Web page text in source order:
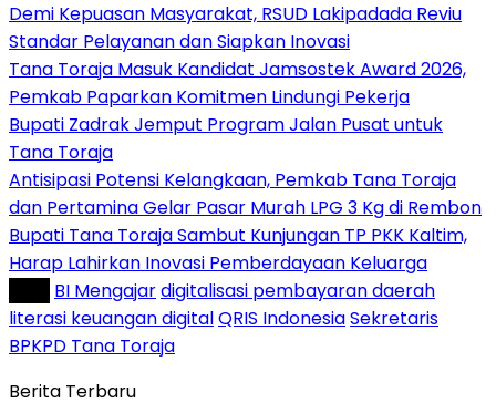
Demi Kepuasan Masyarakat, RSUD Lakipadada Reviu
Standar Pelayanan dan Siapkan Inovasi
Tana Toraja Masuk Kandidat Jamsostek Award 2026,
Pemkab Paparkan Komitmen Lindungi Pekerja
Bupati Zadrak Jemput Program Jalan Pusat untuk
Tana Toraja
Antisipasi Potensi Kelangkaan, Pemkab Tana Toraja
dan Pertamina Gelar Pasar Murah LPG 3 Kg di Rembon
Bupati Tana Toraja Sambut Kunjungan TP PKK Kaltim,
Harap Lahirkan Inovasi Pemberdayaan Keluarga
BI Mengajardigitalisasi pembayaran daerah
literasi keuangan digitalQRIS IndonesiaSekretaris
BPKPD Tana Toraja
Berita Terbaru